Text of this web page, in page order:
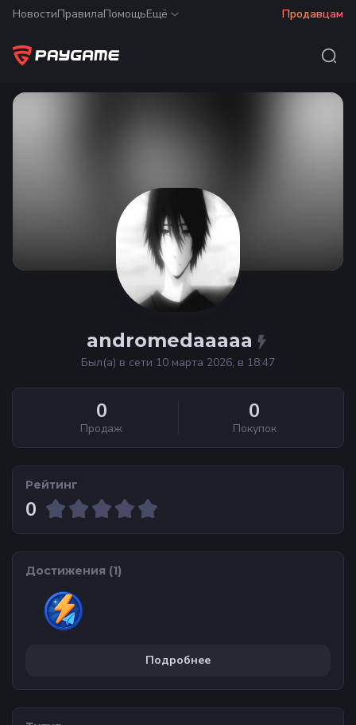
НовостиПравилаПомощьЕщё Продавцам
andromedaaaaa
Был(а) в сети 10 марта 2026, в 18:47
0
Продаж
0
Покупок
Рейтинг
0
Достижения (1)
Подробнее